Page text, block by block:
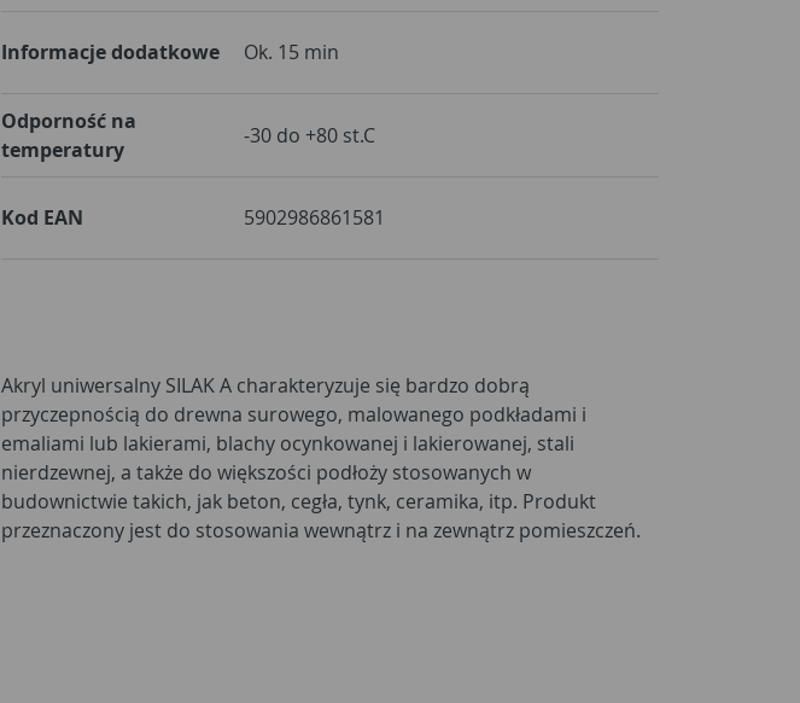
Informacje dodatkowe Ok. 15 min
Odporność na
temperatury
-30 do +80 st.C
Kod EAN 5902986861581
Akryl uniwersalny SILAK A charakteryzuje się bardzo dobrą
przyczepnością do drewna surowego, malowanego podkładami i
emaliami lub lakierami, blachy ocynkowanej i lakierowanej, stali
nierdzewnej, a także do większości podłoży stosowanych w
budownictwie takich, jak beton, cegła, tynk, ceramika, itp. Produkt
przeznaczony jest do stosowania wewnątrz i na zewnątrz pomieszczeń.